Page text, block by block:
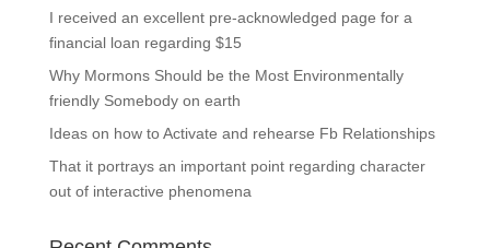
I received an excellent pre-acknowledged page for a
financial loan regarding $15
Why Mormons Should be the Most Environmentally
friendly Somebody on earth
Ideas on how to Activate and rehearse Fb Relationships
That it portrays an important point regarding character
out of interactive phenomena